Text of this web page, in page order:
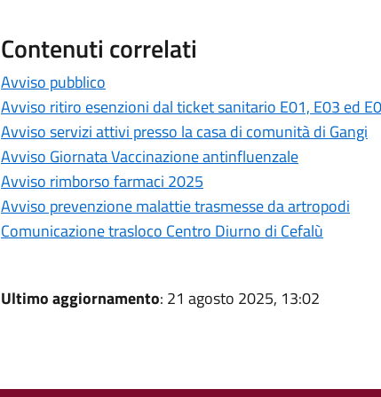
Contenuti correlati
Avviso pubblico
Avviso ritiro esenzioni dal ticket sanitario E01, E03 ed
Avviso servizi attivi presso la casa di comunità di Gangi
Avviso Giornata Vaccinazione antinfluenzale
Avviso rimborso farmaci 2025
Avviso prevenzione malattie trasmesse da artropodi
Comunicazione trasloco Centro Diurno di Cefalù
Ultimo aggiornamento: 21 agosto 2025, 13:02